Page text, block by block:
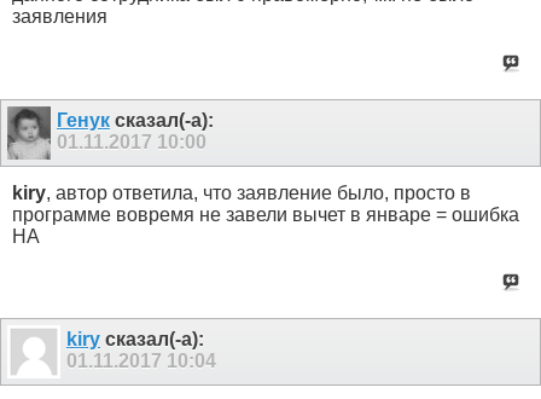
заявления
Генук сказал(-а):
01.11.2017 10:00
kiry, автор ответила, что заявление было, просто в
программе вовремя не завели вычет в январе = ошибка
НА
kiry сказал(-а):
01.11.2017 10:04